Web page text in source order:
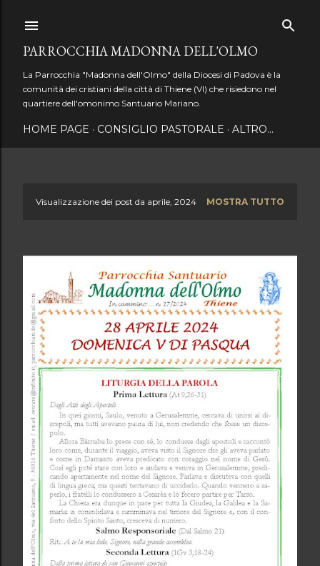
PARROCCHIA MADONNA DELL'OLMO
La Parrocchia "Madonna dell'Olmo" della Diocesi di Padova è la
comunità dei cristiani della città di Thiene (VI) che risiedono nel
quartiere dell'omonimo Santuario Mariano.
HOME PAGE CONSIGLIO PASTORALE ALTRO…
Visualizzazione dei post da aprile, 2024 MOSTRA TUTTO